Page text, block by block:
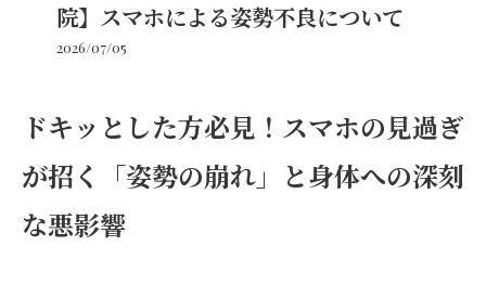
院】スマホによる姿勢不良について
2026/07/05
ドキッとした方必見！スマホの見過ぎ
が招く「姿勢の崩れ」と身体への深刻
な悪影響